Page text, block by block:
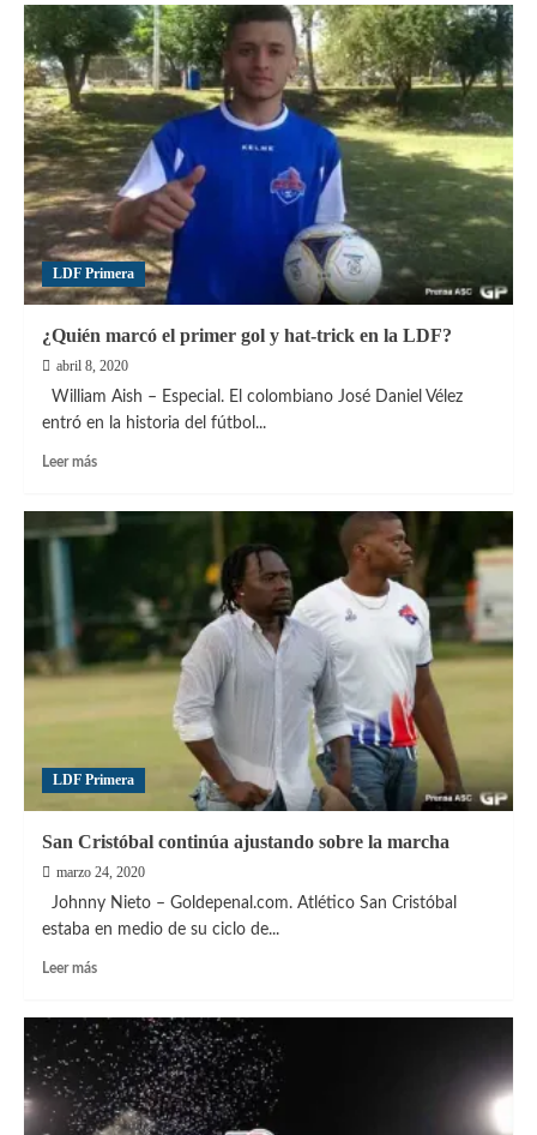
Cristóbal
se
impuso
al
Metropolitan
FA
de
Puerto
Rico
LDF Primera
¿Quién marcó el primer gol y hat-trick en la LDF?
abril 8, 2020
William Aish – Especial. El colombiano José Daniel Vélez
entró en la historia del fútbol...
Leer másLeer
¿Quién
primer
hat-
LDF Primera
San Cristóbal continúa ajustando sobre la marcha
marzo 24, 2020
Johnny Nieto – Goldepenal.com. Atlético San Cristóbal
estaba en medio de su ciclo de...
Leer másLeer
San
Cristóbal
continúa
ajustando
sobre